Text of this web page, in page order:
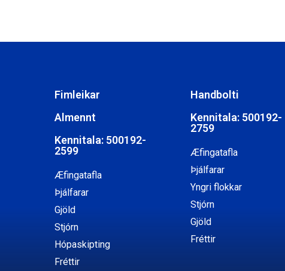
Fimleikar
Almennt
Kennitala: 500192-
2599
Æfingatafla
Þjálfarar
Gjöld
Stjórn
Hópaskipting
Fréttir
Handbolti
Kennitala: 500192-
2759
Æfingatafla
Þjálfarar
Yngri flokkar
Stjórn
Gjöld
Fréttir